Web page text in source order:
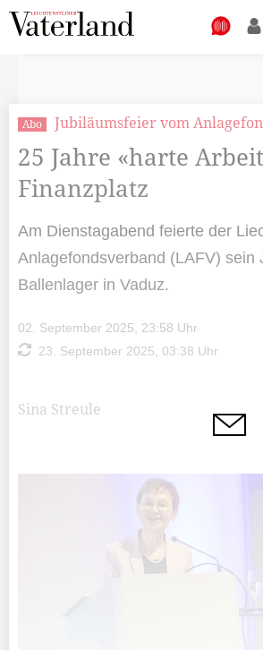
Abo Jubiläumsfeier vom
25 Jahre «harte
Finanzplatz
Am Dienstagabend feierte der
Anlagefondsverband (LAFV) sein
Ballenlager in Vaduz.
02. September 2025, 23:58 Uhr
23. September 2025, 03:38 Uhr
Sina Streule